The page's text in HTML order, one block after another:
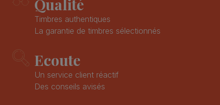
Qualité
Timbres authentiques
La garantie de timbres sélectionnés
Ecoute
Un service client réactif
Des conseils avisés